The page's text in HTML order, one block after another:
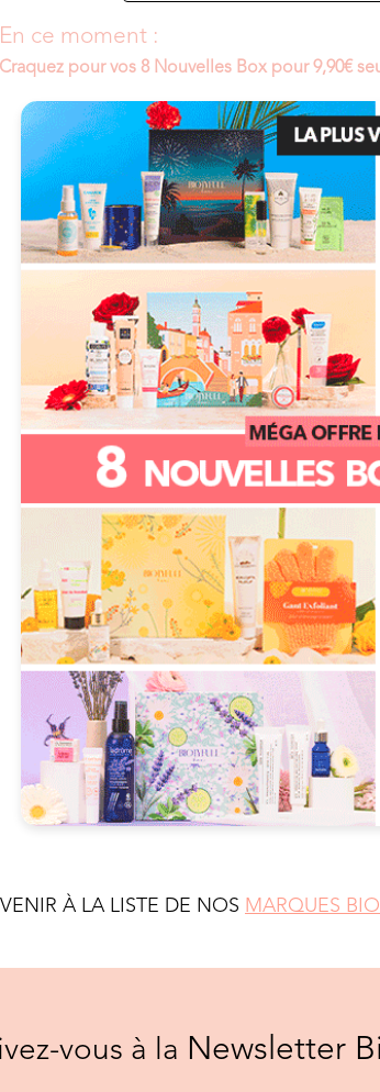
En ce moment :
Craquez pour vos 8 Nouvelles Box pour 9,90€
À LA LISTE DE NOS MARQUES
vous à la Newsletter